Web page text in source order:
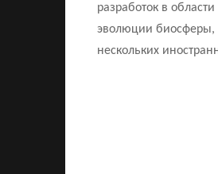
разработок в
эволюции биосферы,
нескольких